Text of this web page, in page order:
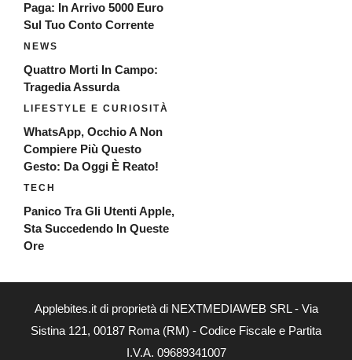
Paga: In Arrivo 5000 Euro
Sul Tuo Conto Corrente
NEWS
Quattro Morti In Campo:
Tragedia Assurda
LIFESTYLE E CURIOSITÀ
WhatsApp, Occhio A Non
Compiere Più Questo
Gesto: Da Oggi È Reato!
TECH
Panico Tra Gli Utenti Apple,
Sta Succedendo In Queste
Ore
Applebites.it di proprietà di NEXTMEDIAWEB SRL - Via
Sistina 121, 00187 Roma (RM) - Codice Fiscale e Partita
I.V.A. 09689341007